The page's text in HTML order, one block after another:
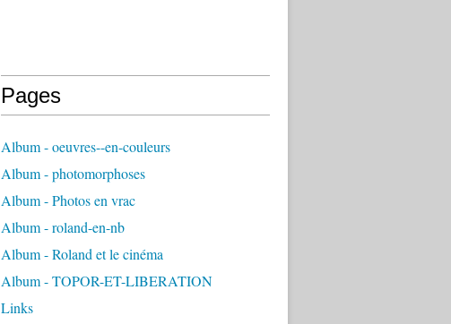
Pages
Album - oeuvres--en-couleurs
Album - photomorphoses
Album - Photos en vrac
Album - roland-en-nb
Album - Roland et le cinéma
Album - TOPOR-ET-LIBERATION
Links